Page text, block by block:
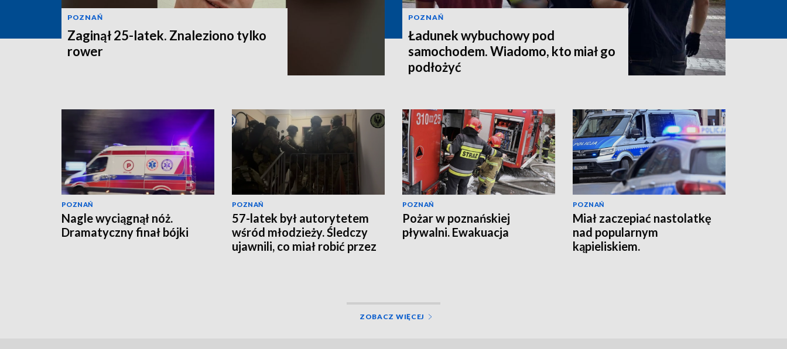
POZNAŃ
Zaginął 25-latek. Znaleziono tylko
rower
POZNAŃ
Ładunek wybuchowy pod
samochodem. Wiadomo, kto miał go
podłożyć
POZNAŃ
Nagle wyciągnął nóż.
Dramatyczny finał bójki
POZNAŃ
57-latek był autorytetem
wśród młodzieży. Śledczy
ujawnili, co miał robić przez
POZNAŃ
Pożar w poznańskiej
pływalni. Ewakuacja
POZNAŃ
Miał zaczepiać nastolatkę
nad popularnym
kąpieliskiem.
ZOBACZ WIĘCEJ